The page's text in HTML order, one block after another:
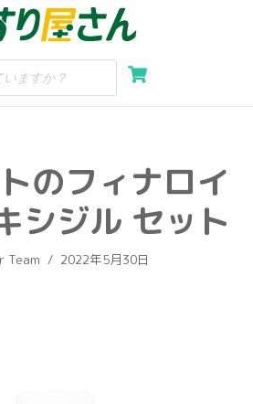
のフィナロイ
シジル セット
Team 2022年5月30日